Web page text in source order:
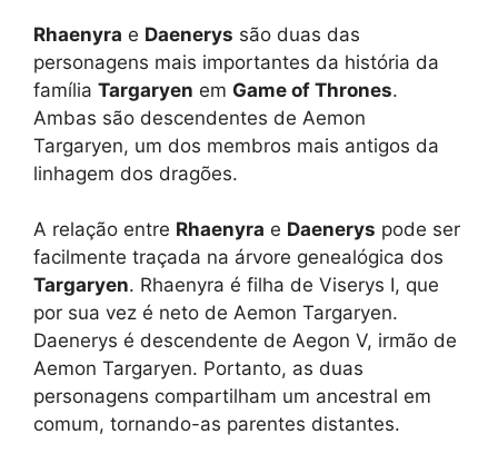
Rhaenyra e Daenerys são duas das
personagens mais importantes da história da
família Targaryen em Game of Thrones.
Ambas são descendentes de Aemon
Targaryen, um dos membros mais antigos da
linhagem dos dragões.
A relação entre Rhaenyra e Daenerys pode ser
facilmente traçada na árvore genealógica dos
Targaryen. Rhaenyra é filha de Viserys I, que
por sua vez é neto de Aemon Targaryen.
Daenerys é descendente de Aegon V, irmão de
Aemon Targaryen. Portanto, as duas
personagens compartilham um ancestral em
comum, tornando-as parentes distantes.